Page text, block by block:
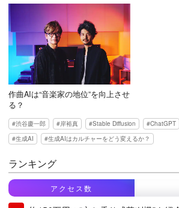
作曲AIは“音楽家の地位”を向上させ
る？
渋谷慶一郎 岸裕真 Stable Diffusion ChatGPT
生成AI
生成AIはカルチャーをどう変えるか？
ランキング
アクセス数